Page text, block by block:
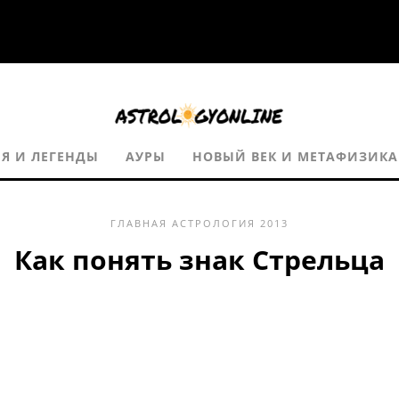
И ЛЕГЕНДЫ АУРЫ НОВЫЙ ВЕК И МЕТАФИЗИКА
ГЛАВНАЯ АСТРОЛОГИЯ 2013
Как понять знак Стрельца